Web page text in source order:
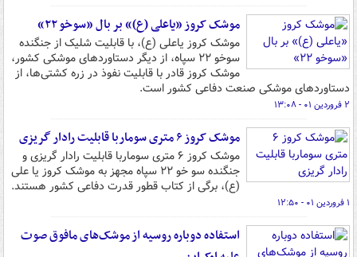
موشک کروز «یاعلی (ع)» بر بال «سوخو ۲۲»
موشک کروز یاعلی (ع)، با قابلیت شلیک از جنگنده
سوخو ۲۲ سپاه، از دیگر دستاوردهای موشکی کشور،
موشک کروز قادر با قابلیت نفوذ در زره کشتی‌ها، از
دستاوردهای موشکی صنعت دفاعی کشور است.
۲ فروردین ۰۱ - ۱۳:۰۸
موشک کروز ۶ متری سوماربا قابلیت رادار گریزی
موشک کروز ۶ متری سوماربا قابلیت رادار گریزی و
جنگنده سو خو ۲۲ سپاه مجهز به موشک کروز یا علی
(ع)، برگی از کتاب قطور قدرت دفاعی کشور هستند.
۱ فروردین ۰۱ - ۱۲:۵۰
استفاده دوباره روسیه از موشک‌های مافوق صوت